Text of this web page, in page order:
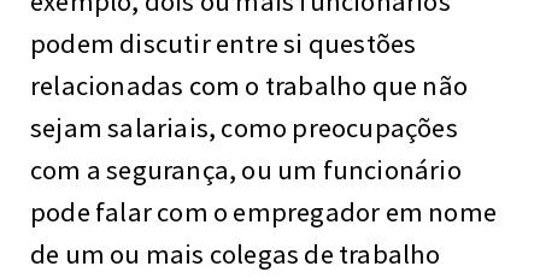
podem discutir entre si questões
relacionadas com o trabalho que não
sejam salariais, como preocupações
com a segurança, ou um funcionário
pode falar com o empregador em nome
de um ou mais colegas de trabalho